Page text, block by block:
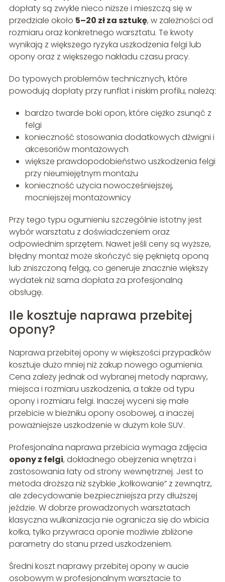
dopłaty są zwykle nieco niższe i mieszczą się w
przedziale około 5–20 zł za sztukę, w zależności od
rozmiaru oraz konkretnego warsztatu. Te kwoty
wynikają z większego ryzyka uszkodzenia felgi lub
opony oraz z większego nakładu czasu pracy.
Do typowych problemów technicznych, które
powodują dopłaty przy runflat i niskim profilu, należą:
bardzo twarde boki opon, które ciężko zsunąć z
felgi
konieczność stosowania dodatkowych dźwigni i
akcesoriów montażowych
większe prawdopodobieństwo uszkodzenia felgi
przy nieumiejętnym montażu
konieczność użycia nowocześniejszej,
mocniejszej montażownicy
Przy tego typu ogumieniu szczególnie istotny jest
wybór warsztatu z doświadczeniem oraz
odpowiednim sprzętem. Nawet jeśli ceny są wyższe,
błędny montaż może skończyć się pękniętą oponą
lub zniszczoną felgą, co generuje znacznie większy
wydatek niż sama dopłata za profesjonalną
obsługę.
Ile kosztuje naprawa przebitej
opony?
Naprawa przebitej opony w większości przypadków
kosztuje dużo mniej niż zakup nowego ogumienia.
Cena zależy jednak od wybranej metody naprawy,
miejsca i rozmiaru uszkodzenia, a także od typu
opony i rozmiaru felgi. Inaczej wyceni się małe
przebicie w bieżniku opony osobowej, a inaczej
poważniejsze uszkodzenie w dużym kole SUV.
Profesjonalna naprawa przebicia wymaga zdjęcia
opony z felgi, dokładnego obejrzenia wnętrza i
zastosowania łaty od strony wewnętrznej. Jest to
metoda droższa niż szybkie „kołkowanie” z zewnątrz,
ale zdecydowanie bezpieczniejsza przy dłuższej
jeździe. W dobrze prowadzonych warsztatach
klasyczna wulkanizacja nie ogranicza się do wbicia
kołka, tylko przywraca oponie możliwie zbliżone
parametry do stanu przed uszkodzeniem.
Średni koszt naprawy przebitej opony w aucie
osobowym w profesjonalnym warsztacie to